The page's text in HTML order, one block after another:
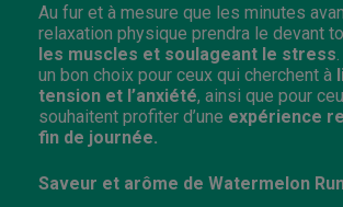
Au fur et à mesure que les minutes
relaxation physique prendra le devant
les muscles et soulageant le stress
un bon choix pour ceux qui cherchent à
tension et l’anxiété, ainsi que pour
souhaitent profiter d’une expérience
fin de journée.
Saveur et arôme de Watermelon